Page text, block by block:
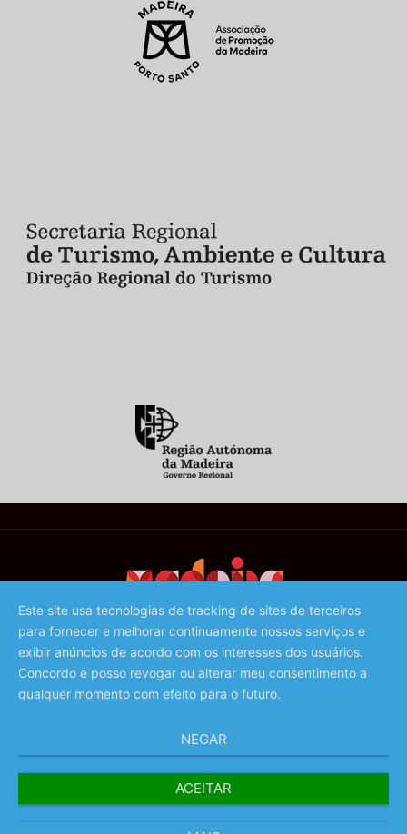
©️ 2023 - Associação de Promoção da Madeira
Este site usa tecnologias de tracking de sites de terceiros
para fornecer e melhorar continuamente nossos serviços e
exibir anúncios de acordo com os interesses dos usuários.
Concordo e posso revogar ou alterar meu consentimento a
qualquer momento com efeito para o futuro.
NEGAR
ACEITAR